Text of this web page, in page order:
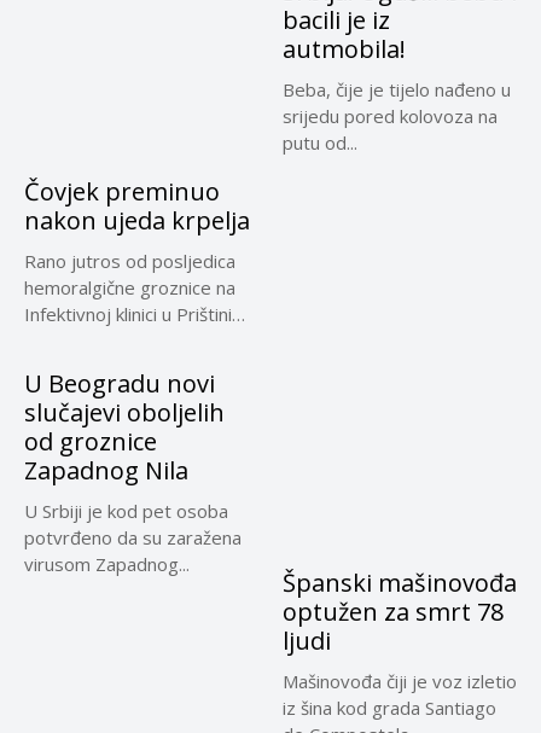
Čovjek preminuo
nakon ujeda krpelja
Rano jutros od posljedica
hemoralgične groznice na
Infektivnoj klinici u Prištini
bacili je iz
autmobila!
Beba, čije je tijelo nađeno u
srijedu pored kolovoza na
putu od...
U Beogradu novi
slučajevi oboljelih
od groznice
Zapadnog Nila
U Srbiji je kod pet osoba
potvrđeno da su zaražena
virusom Zapadnog...
Španski mašinovođa
optužen za smrt 78
ljudi
Mašinovođa čiji je voz izletio
iz šina kod grada Santiago